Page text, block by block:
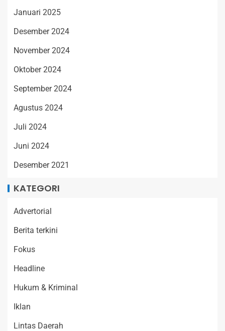
Januari 2025
Desember 2024
November 2024
Oktober 2024
September 2024
Agustus 2024
Juli 2024
Juni 2024
Desember 2021
KATEGORI
Advertorial
Berita terkini
Fokus
Headline
Hukum & Kriminal
Iklan
Lintas Daerah